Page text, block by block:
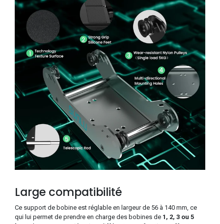
Large compatibilité
Ce support de bobine est réglable en largeur de 56 à 140 mm, ce
qui lui permet de prendre en charge des bobines de 1, 2, 3 ou 5